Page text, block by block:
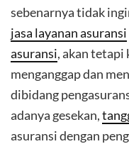
sebenarnya tidak
jasa layanan asuransi
asuransi, akan tetapi
menganggap dan
dibidang
adanya gesekan,
asuransi dengan